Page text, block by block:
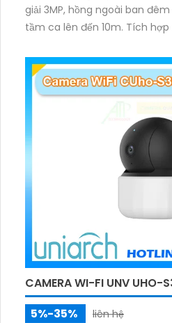
giải 3MP, hồng ngoài ban
tầm ca lên đến 10m. Tích
CAMERA WI-FI UNV UHO-
5%-35%
liên hệ